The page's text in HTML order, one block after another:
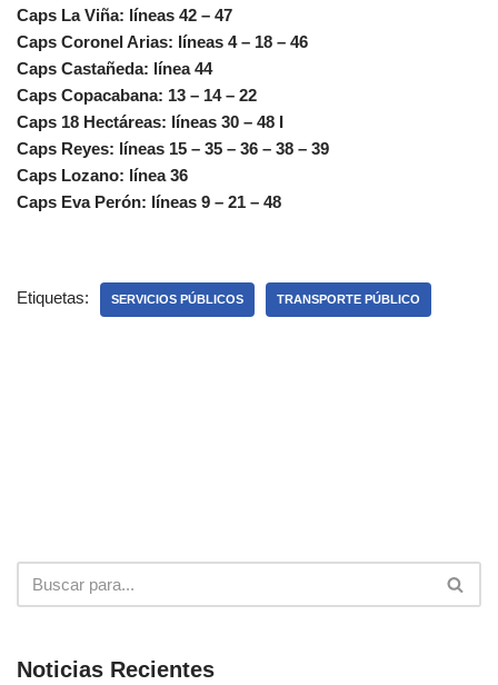
Caps La Viña: líneas 42 – 47
Caps Coronel Arias: líneas 4 – 18 – 46
Caps Castañeda: línea 44
Caps Copacabana: 13 – 14 – 22
Caps 18 Hectáreas: líneas 30 – 48 I
Caps Reyes: líneas 15 – 35 – 36 – 38 – 39
Caps Lozano: línea 36
Caps Eva Perón: líneas 9 – 21 – 48
Etiquetas: SERVICIOS PÚBLICOS TRANSPORTE PÚBLICO
Noticias Recientes